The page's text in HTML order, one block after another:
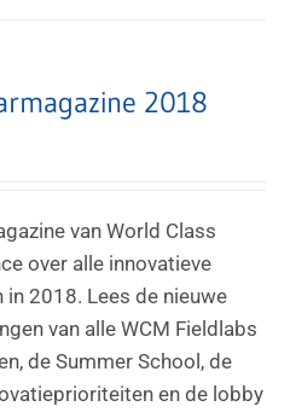
2018
van World Class
over alle innovatieve
in 2018. Lees de nieuwe
van alle WCM Fieldlabs
de Summer School, de
en de lobby